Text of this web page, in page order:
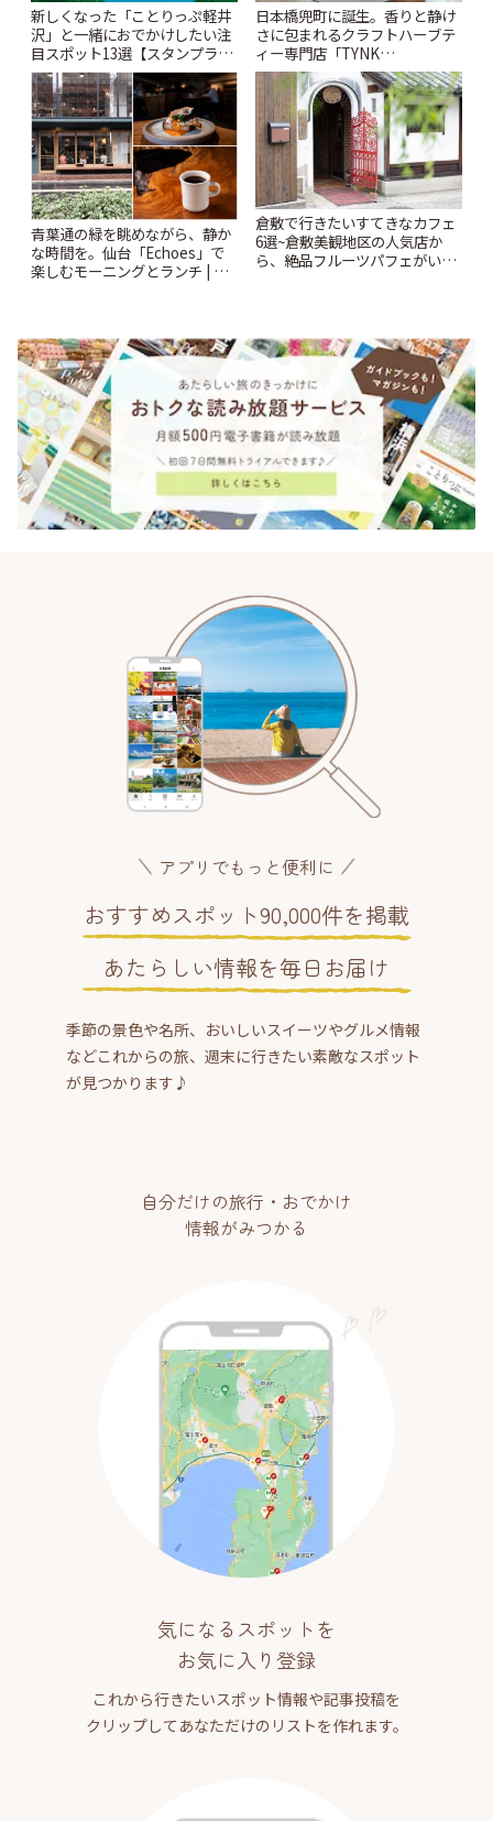
新しくなった「ことりっぷ軽井
沢」と一緒におでかけしたい注
目スポット13選【スタンプラリ
ー開催中】 | ことりっぷ
日本橋兜町に誕生。香りと静け
さに包まれるクラフトハーブテ
ィー専門店「TYNK
Kabutocho」 | ことりっぷ
青葉通の緑を眺めながら、静か
な時間を。仙台「Echoes」で
楽しむモーニングとランチ | こ
倉敷で行きたいすてきなカフェ
6選~倉敷美観地区の人気店か
ら、絶品フルーツパフェがいた
アプリでもっと便利に
おすすめスポット90,000件を掲載
あたらしい情報を毎日お届け
季節の景色や名所、おいしいスイーツやグルメ情報
などこれからの旅、週末に行きたい素敵なスポット
が見つかります♪
自分だけの旅行・おでかけ
情報がみつかる
気になるスポットを
お気に入り登録
これから行きたいスポット情報や記事投稿を
クリップしてあなただけのリストを作れます。